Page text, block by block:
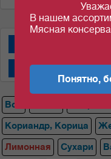
Специи "Спецаромат"
Все
Кориандр, Корица
Лимонная
Сухари
В нашем
Мясная
Понятно,